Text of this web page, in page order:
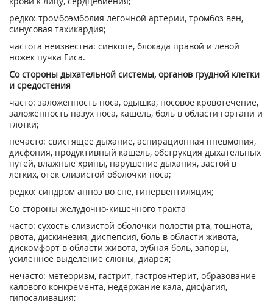
редко: тромбоэмболия легочной артерии, тромбоз вен,
синусовая тахикардия;
частота неизвестна: синкопе, блокада правой и левой
ножек пучка Гиса.
Со стороны дыхательной системы, органов грудной клетки
и средостения
часто: заложенность носа, одышка, носовое кровотечение,
заложенность пазух носа, кашель, боль в области гортани и
глотки;
нечасто: свистящее дыхание, аспирационная пневмония,
дисфония, продуктивный кашель, обструкция дыхательных
путей, влажные хрипы, нарушение дыхания, застой в
легких, отек слизистой оболочки носа;
редко: синдром апноэ во сне, гипервентиляция;
Со стороны желудочно-кишечного тракта
часто: сухость слизистой оболочки полости рта, тошнота,
рвота, дискинезия, диспепсия, боль в области живота,
дискомфорт в области живота, зубная боль, запоры,
усиленное выделение слюны, диарея;
нечасто: метеоризм, гастрит, гастроэнтерит, образование
калового конкремента, недержание кала, дисфагия,
гипосаливация;